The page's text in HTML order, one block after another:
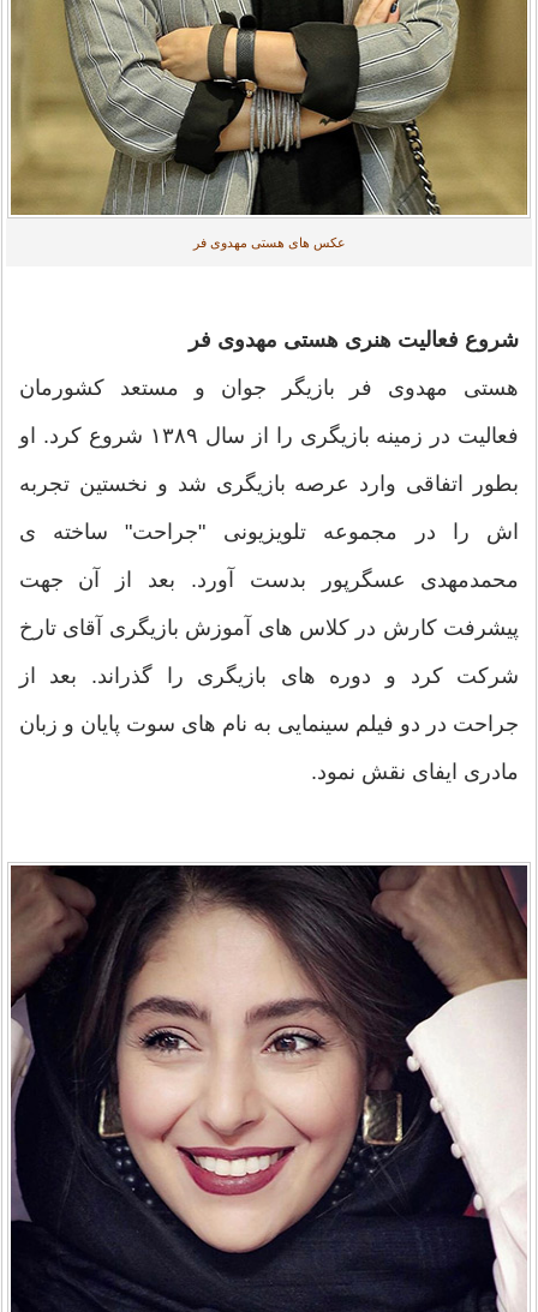
عکس های هستی مهدوی فر
شروع فعالیت هنری هستی مهدوی فر
هستی مهدوی فر بازیگر جوان و مستعد کشورمان
فعالیت در زمینه بازیگری را از سال ۱۳۸۹ شروع کرد. او
بطور اتفاقی وارد عرصه بازیگری شد و نخستین تجربه
اش را در مجموعه تلویزیونی "جراحت" ساخته ی
محمدمهدی عسگرپور بدست آورد. بعد از آن جهت
پیشرفت کارش در کلاس های آموزش بازیگری آقای تارخ
شرکت کرد و دوره های بازیگری را گذراند. بعد از
جراحت در دو فیلم سینمایی به نام های سوت پایان و زبان
مادری ایفای نقش نمود.